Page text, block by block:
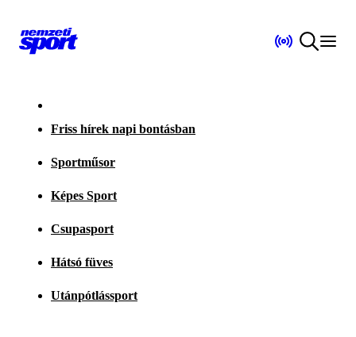
Friss hírek napi bontásban
Sportműsor
Képes Sport
Csupasport
Hátsó füves
Utánpótlássport